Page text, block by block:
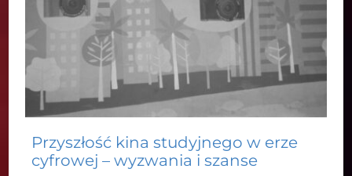
Przyszłość kina studyjnego w erze
cyfrowej – wyzwania i szanse